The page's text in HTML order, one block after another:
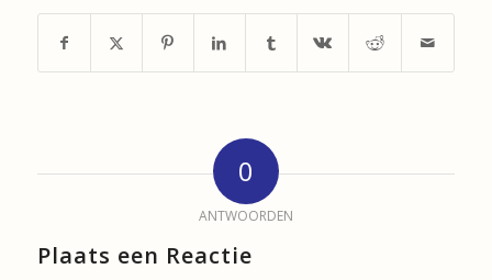
0
ANTWOORDEN
Plaats een Reactie